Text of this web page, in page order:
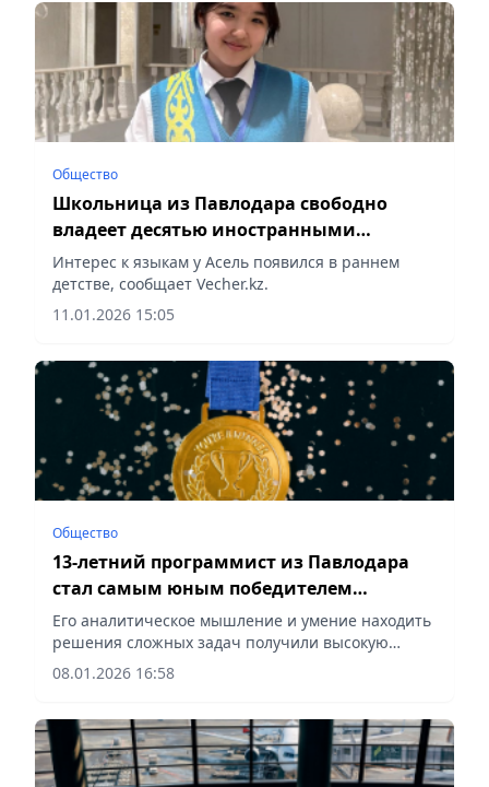
Общество
Школьница из Павлодара свободно
владеет десятью иностранными
языками
Интерес к языкам у Асель появился в раннем
детстве, сообщает Vecher.kz.
11.01.2026 15:05
Общество
13-летний программист из Павлодара
стал самым юным победителем
республиканской олимпиады
Его аналитическое мышление и умение находить
решения сложных задач получили высокую
оценку жюри, сообщает Vecher.kz.
08.01.2026 16:58